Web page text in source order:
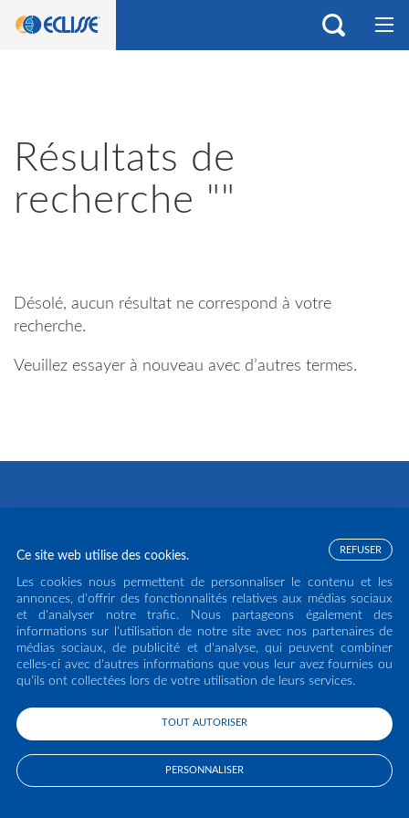
Ce site web utilise des cookies.
Les cookies nous permettent de personnaliser le contenu et les
annonces, d'offrir des fonctionnalités relatives aux médias sociaux
et d'analyser notre trafic. Nous partageons également des
informations sur l'utilisation de notre site avec nos partenaires de
médias sociaux, de publicité et d'analyse, qui peuvent combiner
celles-ci avec d'autres informations que vous leur avez fournies ou
qu'ils ont collectées lors de votre utilisation de leurs services.
REFUSER
PERSONNALISER
TOUT AUTORISER
Résultats de
recherche ""
Désolé, aucun résultat ne correspond à votre
recherche.
Veuillez essayer à nouveau avec d’autres termes.
COPYRIGHT ECLISSE S.R.L. 2026 - TOUS DROITS RÉSERVÉS - VAT N.
IT02141960266 - TEL:+39 0438 980513
MENTIONS LÉGALES